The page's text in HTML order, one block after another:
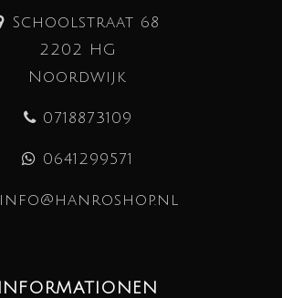
Schoolstraat 68
2202 HG
Noordwijk
0718873109
0641299571
info@hanroshop.nl
INFORMATIONEN